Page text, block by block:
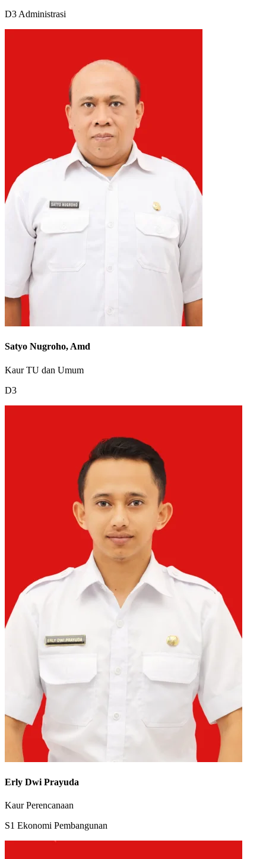
D3 Administrasi
Satyo Nugroho, Amd
Kaur TU dan Umum
D3
Erly Dwi Prayuda
Kaur Perencanaan
S1 Ekonomi Pembangunan